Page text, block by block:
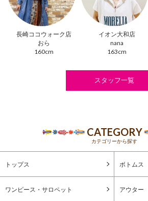
長崎ココウォーク店
おら
160cm
イオン大和店
nana
163cm
スタッフ一覧
CATEGORY
カテゴリーから探す
トップス ボトムス
ワンピース・サロペット アウター